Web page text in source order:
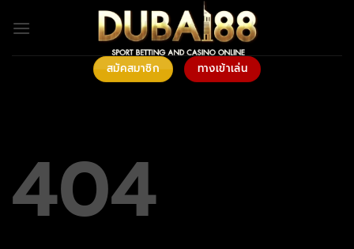
สมัคสมาชิก ทางเข้าเล่น
404